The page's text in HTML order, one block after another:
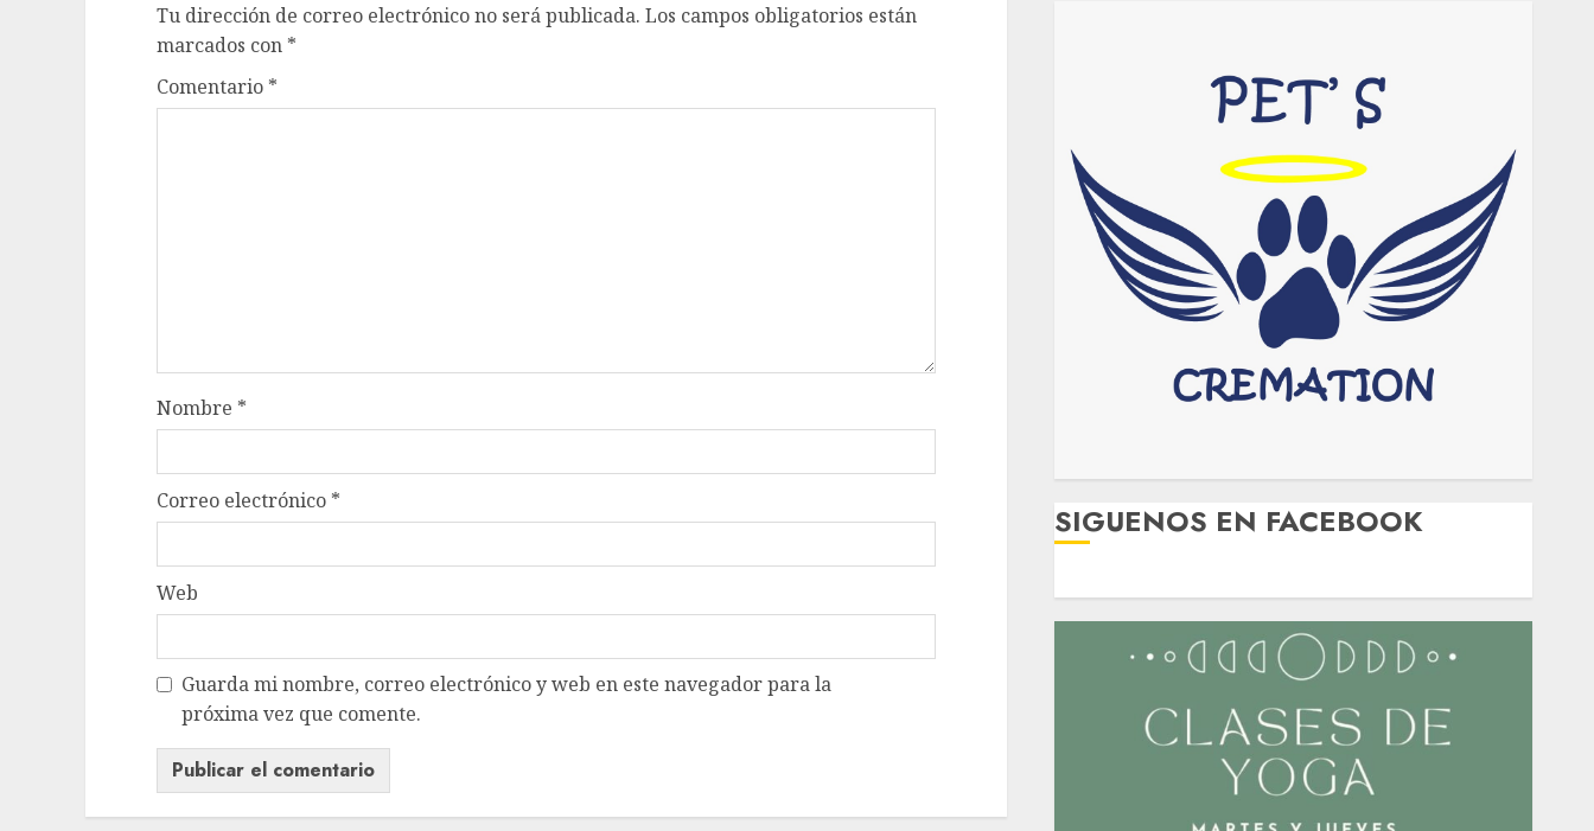
Tu dirección de correo electrónico no será publicada. Los campos obligatorios están
marcados con *
Comentario *
Nombre *
Correo electrónico *
Web
Guarda mi nombre, correo electrónico y web en este navegador para la
próxima vez que comente.
SIGUENOS EN FACEBOOK